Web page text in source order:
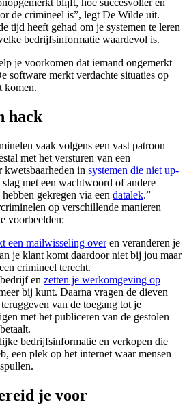
blijft, hoe succesvoller en
de crimineel is”, legt De Wilde uit.
tijd heeft gehad om je systemen te leren
bedrijfsinformatie waardevol is.
je voorkomen dat iemand ongemerkt
software merkt verdachte situaties op
komen.
hack
vaak volgens een vast patroon
met het versturen van een
kwetsbaarheden in systemen die niet up-
slag met een wachtwoord of andere
gekregen via een datalek.”
op verschillende manieren
voorbeelden:
een mailwisseling overen veranderen je
je klant komt daardoor niet bij jou maar
crimineel terecht.
en zetten je werkomgeving op
bij kunt. Daarna vragen de dieven
van de toegang tot je
met het publiceren van de gestolen
bedrijfsinformatie en verkopen die
een plek op het internet waar mensen
je voor